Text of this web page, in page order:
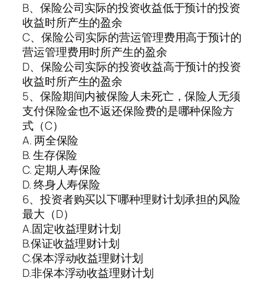
B、保险公司实际的投资收益低于预计的投资
收益时所产生的盈余
C、保险公司实际的营运管理费用高于预计的
营运管理费用时所产生的盈余
D、保险公司实际的投资收益高于预计的投资
收益时所产生的盈余
5、保险期间内被保险人未死亡，保险人无须
支付保险金也不返还保险费的是哪种保险方
式（C）
A. 两全保险
B. 生存保险
C. 定期人寿保险
D. 终身人寿保险
6、投资者购买以下哪种理财计划承担的风险
最大（D）
A.固定收益理财计划
B.保证收益理财计划
C.保本浮动收益理财计划
D.非保本浮动收益理财计划